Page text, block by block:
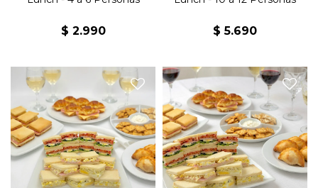
$ 2.990 $ 5.690
36 sándwiches jamón y
queso, 36 sándwiches
olímpicos, 36 sándwiches
surtidos, 24 jesuitas jamón y
queso, 24 medialunitas
jamón y queso, 24
empanaditas, 2 snack
horneado x3, 1,5 Kg de
masitas.
48 sándwiches jamón y
queso, 48 sándwiches
olímpicos, 48 sándwiches
surtidos, 32 jesuitas jamón y
queso, 32 medialunitas
jamón y queso, 32
empanaditas, 2 snack
horneado x3, 2 Kg de
masitas.